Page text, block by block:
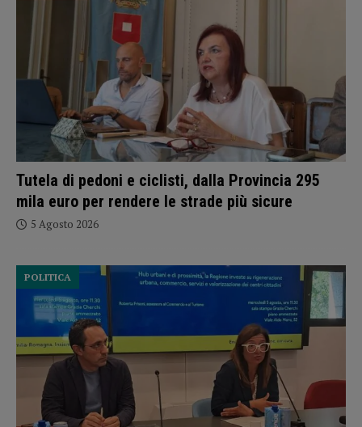
Tutela di pedoni e ciclisti, dalla Provincia 295
mila euro per rendere le strade più sicure
5 Agosto 2026
POLITICA